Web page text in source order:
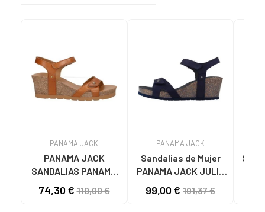
PANAMA JACK
PANAMA JACK
SANDALIAS PANAMA
CUERO NAPA EN
74,30 €119,00 €
PANAMA JACK
Sandalias de Mujer
PANAMA JACK JULIA
MARINO
99,00 € 101,37 €